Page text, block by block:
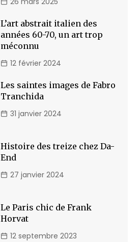
L’art abstrait italien des
années 60-70, un art trop
méconnu
12 février 2024
Les saintes images de Fabro
Tranchida
31 janvier 2024
Histoire des treize chez Da-
End
27 janvier 2024
Le Paris chic de Frank
Horvat
12 septembre 2023